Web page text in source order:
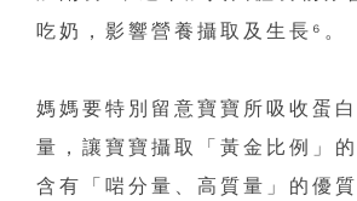
吃奶，影響營養攝取及生長⁶。
媽媽要特別留意寶寶所吸收蛋
量，讓寶寶攝取「黃金比例」
含有「啱分量、高質量」的優